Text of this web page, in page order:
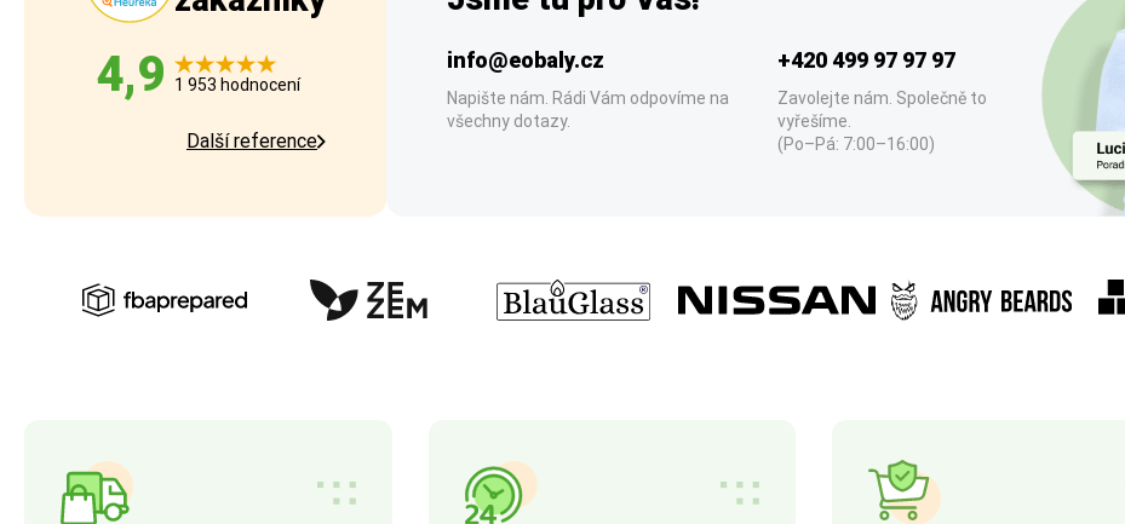
4,9 1 953 hodnocení
Další reference
info@eobaly.cz
Napište nám. Rádi Vám odpovíme na
všechny dotazy.
+420 499 97 97 97
Zavolejte nám. Společně to
vyřešíme.
(Po–Pá: 7:00–16:00)